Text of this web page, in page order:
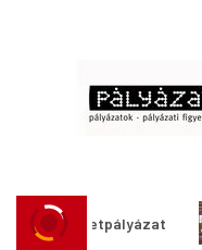
ötletpályázat